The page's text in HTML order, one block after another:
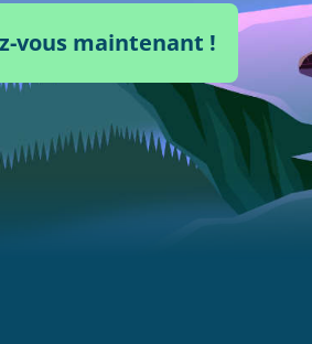
vous maintenant !